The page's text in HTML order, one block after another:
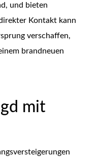
und bieten
Kontakt kann
verschaffen,
brandneuen
mit